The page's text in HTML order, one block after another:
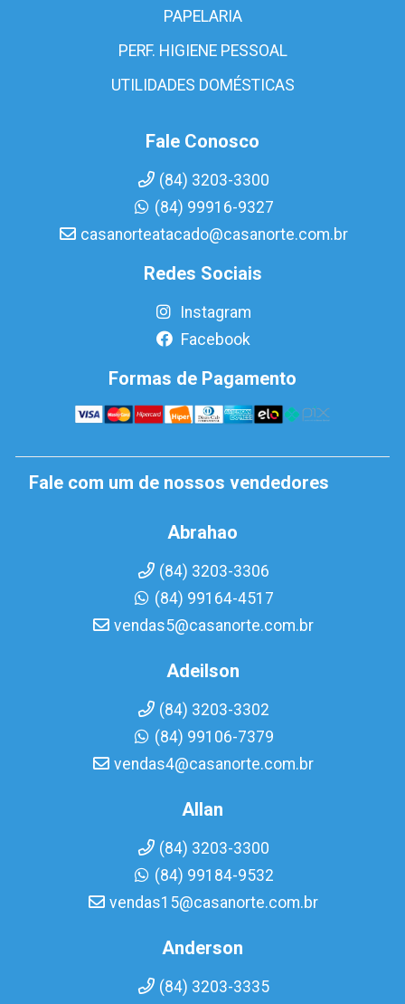
PAPELARIA
PERF. HIGIENE PESSOAL
UTILIDADES DOMÉSTICAS
Fale Conosco
(84) 3203-3300
(84) 99916-9327
casanorteatacado@casanorte.com.br
Redes Sociais
Instagram
Facebook
Formas de Pagamento
Fale com um de nossos vendedores
Abrahao
(84) 3203-3306
(84) 99164-4517
vendas5@casanorte.com.br
Adeilson
(84) 3203-3302
(84) 99106-7379
vendas4@casanorte.com.br
Allan
(84) 3203-3300
(84) 99184-9532
vendas15@casanorte.com.br
Anderson
(84) 3203-3335